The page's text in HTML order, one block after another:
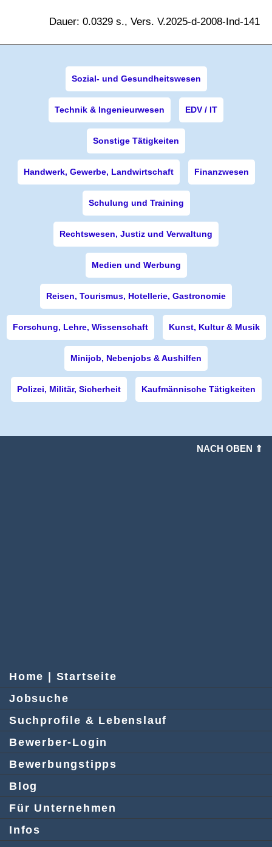
Dauer: 0.0329 s., Vers. V.2025-d-2008-Ind-141
Sozial- und Gesundheitswesen
Technik & Ingenieurwesen EDV / IT
Sonstige Tätigkeiten
Handwerk, Gewerbe, Landwirtschaft Finanzwesen
Schulung und Training
Rechtswesen, Justiz und Verwaltung
Medien und Werbung
Reisen, Tourismus, Hotellerie, Gastronomie
Forschung, Lehre, Wissenschaft Kunst, Kultur & Musik
Minijob, Nebenjobs & Aushilfen
Polizei, Militär, Sicherheit Kaufmännische Tätigkeiten
NACH OBEN ⇑
Home | Startseite
Jobsuche
Suchprofile & Lebenslauf
Bewerber-Login
Bewerbungstipps
Blog
Für Unternehmen
Infos